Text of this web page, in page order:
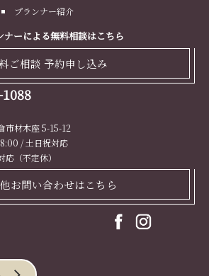
プランナー紹介
ナーによる無料相談はこちら
ご相談 予約申し込み
市材木座 5-15-12
/ 土日祝対応
（不定休）
お問い合わせはこちら